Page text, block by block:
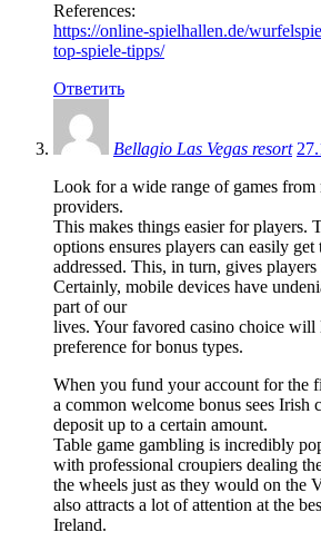
References:
https://online-spielhallen.de/
top-spiele-tipps/
Ответить
Bellagio Las Vegas resort
Look for a wide range of games from
providers.
This makes things easier for players.
options ensures players can easily get
addressed. This, in turn, gives
Certainly, mobile devices have
part of our
lives. Your favored casino choice
preference for bonus types.
When you fund your account for the
a common welcome bonus sees Irish
deposit up to a certain amount.
Table game gambling is incredibly
with professional croupiers dealing
the wheels just as they would on the
also attracts a lot of attention at the
Ireland.